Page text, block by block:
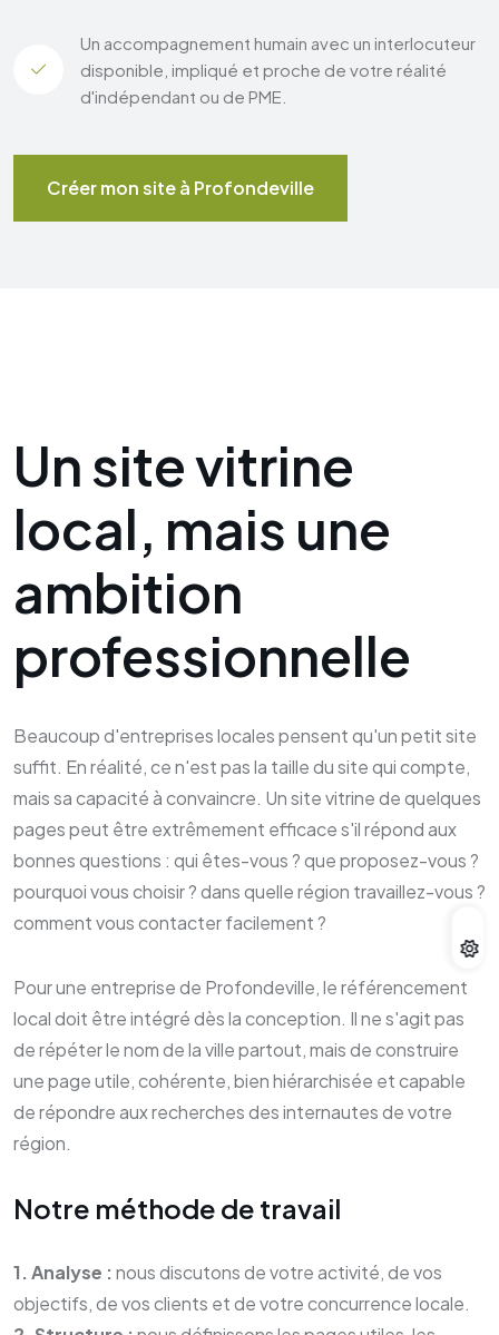
Un accompagnement humain avec un interlocuteur
disponible, impliqué et proche de votre réalité
d'indépendant ou de PME.
Créer mon site à Profondeville
Un site vitrine
local, mais une
ambition
professionnelle
Beaucoup d'entreprises locales pensent qu'un petit site
suffit. En réalité, ce n'est pas la taille du site qui compte,
mais sa capacité à convaincre. Un site vitrine de quelques
pages peut être extrêmement efficace s'il répond aux
bonnes questions : qui êtes-vous ? que proposez-vous ?
pourquoi vous choisir ? dans quelle région travaillez-vous ?
comment vous contacter facilement ?
Pour une entreprise de Profondeville, le référencement
local doit être intégré dès la conception. Il ne s'agit pas
de répéter le nom de la ville partout, mais de construire
une page utile, cohérente, bien hiérarchisée et capable
de répondre aux recherches des internautes de votre
région.
Notre méthode de travail
1. Analyse :nous discutons de votre activité, de vos
objectifs, de vos clients et de votre concurrence locale.